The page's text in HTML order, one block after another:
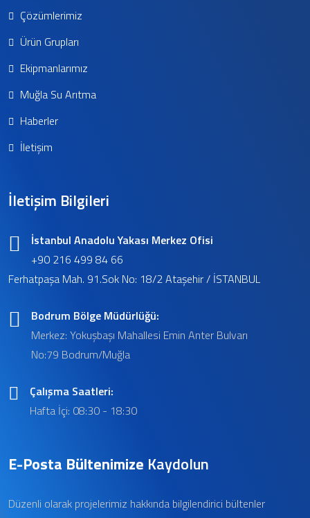
Çözümlerimiz
Ürün Grupları
Ekipmanlarımız
Muğla Su Arıtma
Haberler
İletişim
İletişim Bilgileri
İstanbul Anadolu Yakası Merkez Ofisi
+90 216 499 84 66
Ferhatpaşa Mah. 91.Sok No: 18/2 Ataşehir / İSTANBUL
Bodrum Bölge Müdürlüğü:
Merkez: Yokuşbaşı Mahallesi Emin Anter Bulvarı
No:79 Bodrum/Muğla
Çalışma Saatleri:
Hafta İçi: 08:30 - 18:30
E-Posta Bültenimize Kaydolun
Düzenli olarak projelerimiz hakkında bilgilendirici bültenler